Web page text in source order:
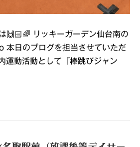
🙌🏻🌈 リッキーガーデン仙台南の
日のブログを担当させていただ
動活動として『棒跳びジャン